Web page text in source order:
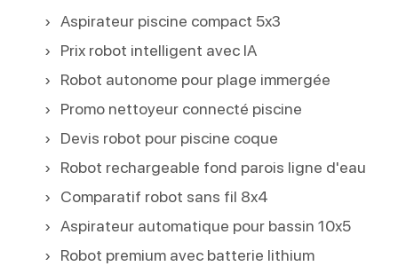
Aspirateur piscine compact 5x3
Prix robot intelligent avec IA
Robot autonome pour plage immergée
Promo nettoyeur connecté piscine
Devis robot pour piscine coque
Robot rechargeable fond parois ligne d'eau
Comparatif robot sans fil 8x4
Aspirateur automatique pour bassin 10x5
Robot premium avec batterie lithium